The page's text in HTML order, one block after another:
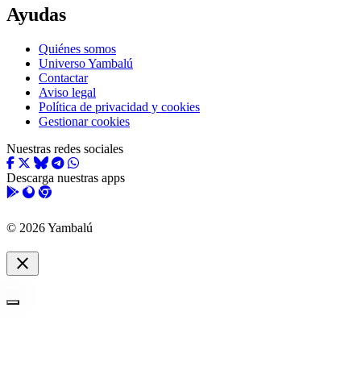
Ayudas
Quiénes somos
Universo Yambalú
Contactar
Aviso legal
Política de privacidad y cookies
Gestionar cookies
Nuestras redes sociales
Descarga nuestras apps
© 2026 Yambalú
close